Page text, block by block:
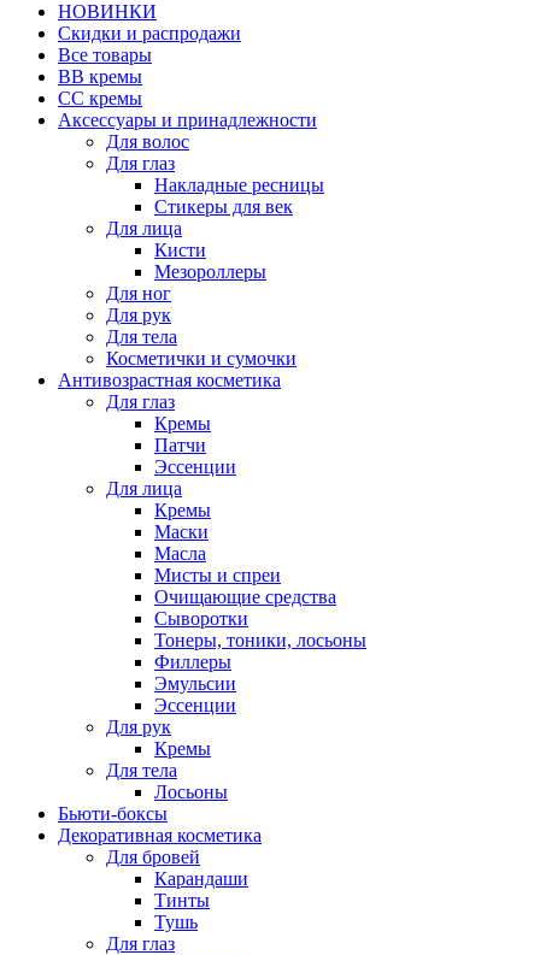
НОВИНКИ
Скидки и распродажи
Все товары
BB кремы
CC кремы
Аксессуары и принадлежности
Для волос
Для глаз
Накладные ресницы
Стикеры для век
Для лица
Кисти
Мезороллеры
Для ног
Для рук
Для тела
Косметички и сумочки
Антивозрастная косметика
Для глаз
Кремы
Патчи
Эссенции
Для лица
Кремы
Маски
Масла
Мисты и спреи
Очищающие средства
Сыворотки
Тонеры, тоники, лосьоны
Филлеры
Эмульсии
Эссенции
Для рук
Кремы
Для тела
Лосьоны
Бьюти-боксы
Декоративная косметика
Для бровей
Карандаши
Тинты
Тушь
Для глаз